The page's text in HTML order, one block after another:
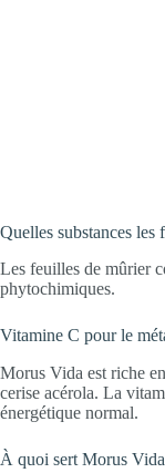
Quelles substances
Les feuilles de mûrier
phytochimiques.
Vitamine C pour le
Morus Vida est riche
cerise acérola. La
énergétique normal.
À quoi sert Morus